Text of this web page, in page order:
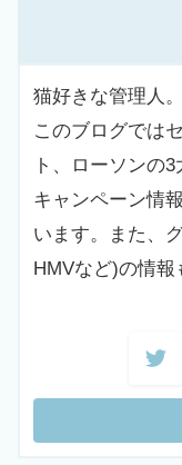
猫好きな管理人。
このブログでは
ト、ローソンの
キャンペーン情
います。また、
HMVなど)の情報